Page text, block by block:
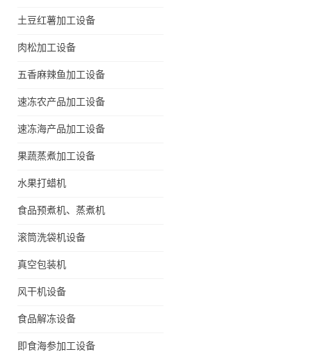
土豆红薯加工设备
肉松加工设备
五香麻辣鱼加工设备
速冻农产品加工设备
速冻海产品加工设备
果蔬蒸煮加工设备
水果打蜡机
食品预煮机、蒸煮机
滚筒洗袋机设备
真空包装机
风干机设备
食品解冻设备
即食海参加工设备